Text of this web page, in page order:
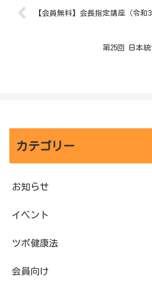
【会員無料】会長指定講座（令和3
第25回 日本
カテゴリー
お知らせ
イベント
ツボ健康法
会員向け